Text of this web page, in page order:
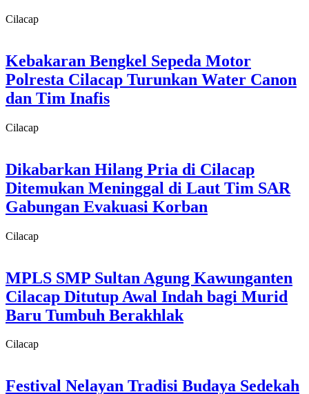
Cilacap
Kebakaran Bengkel Sepeda Motor
Polresta Cilacap Turunkan Water Canon
dan Tim Inafis
Cilacap
Dikabarkan Hilang Pria di Cilacap
Ditemukan Meninggal di Laut Tim SAR
Gabungan Evakuasi Korban
Cilacap
MPLS SMP Sultan Agung Kawunganten
Cilacap Ditutup Awal Indah bagi Murid
Baru Tumbuh Berakhlak
Cilacap
Festival Nelayan Tradisi Budaya Sedekah